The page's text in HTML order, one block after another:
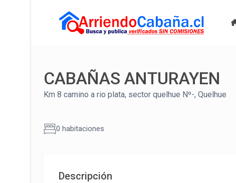
CABAÑAS ANTURAYEN
Km 8 camino a rio plata, sector quelhue Nº-, Quelhue
0 habitaciones
Descripción